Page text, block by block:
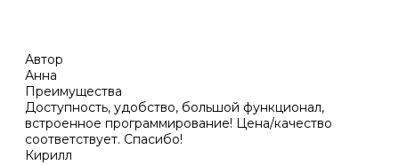
Автор
Анна
Преимущества
Доступность, удобство, большой функционал,
встроенное программирование! Цена/качество
соответствует. Спасибо!
Кирилл